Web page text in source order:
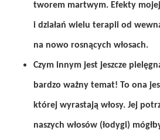
tworem martwym. Efekty
i działań wielu terapii od
na nowo rosnących włosach.
Czym innym jest jeszcze
bardzo ważny temat! To ona
której wyrastają włosy. Jej
naszych włosów (łodygi)